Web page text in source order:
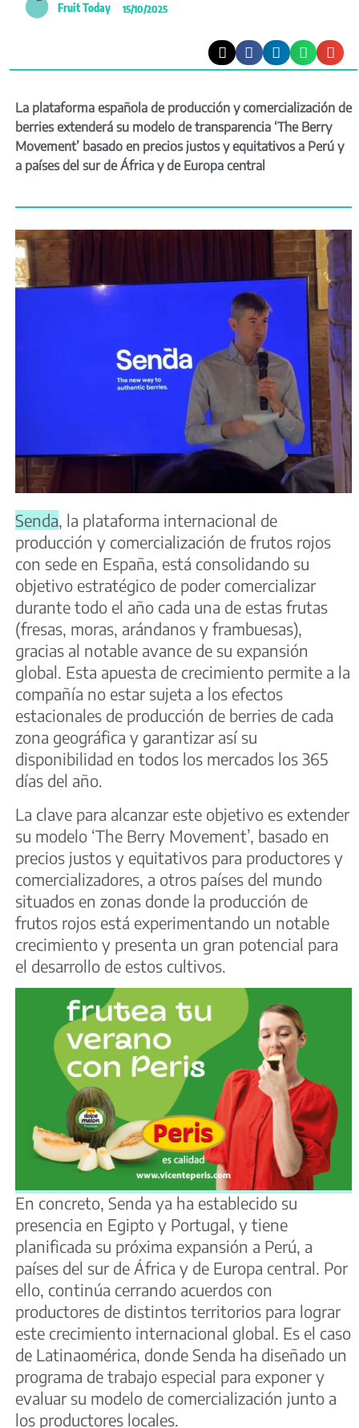
Fruit Today 15/10/2025
La plataforma española de producción y comercialización de
berries extenderá su modelo de transparencia ‘The Berry
Movement’ basado en precios justos y equitativos a Perú y
a países del sur de África y de Europa central
Senda, la plataforma internacional de
producción y comercialización de frutos rojos
con sede en España, está consolidando su
objetivo estratégico de poder comercializar
durante todo el año cada una de estas frutas
(fresas, moras, arándanos y frambuesas),
gracias al notable avance de su expansión
global. Esta apuesta de crecimiento permite a la
compañía no estar sujeta a los efectos
estacionales de producción de berries de cada
zona geográfica y garantizar así su
disponibilidad en todos los mercados los 365
días del año.
La clave para alcanzar este objetivo es extender
su modelo ‘The Berry Movement’, basado en
precios justos y equitativos para productores y
comercializadores, a otros países del mundo
situados en zonas donde la producción de
frutos rojos está experimentando un notable
crecimiento y presenta un gran potencial para
el desarrollo de estos cultivos.
En concreto, Senda ya ha establecido su
presencia en Egipto y Portugal, y tiene
planificada su próxima expansión a Perú, a
países del sur de África y de Europa central. Por
ello, continúa cerrando acuerdos con
productores de distintos territorios para lograr
este crecimiento internacional global. Es el caso
de Latinaomérica, donde Senda ha diseñado un
programa de trabajo especial para exponer y
evaluar su modelo de comercialización junto a
los productores locales.